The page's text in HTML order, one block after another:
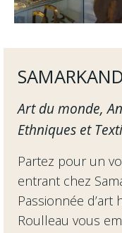
Art du monde,
Ethniques et
Partez pour un
entrant chez
Passionnée d’art
Roulleau vous